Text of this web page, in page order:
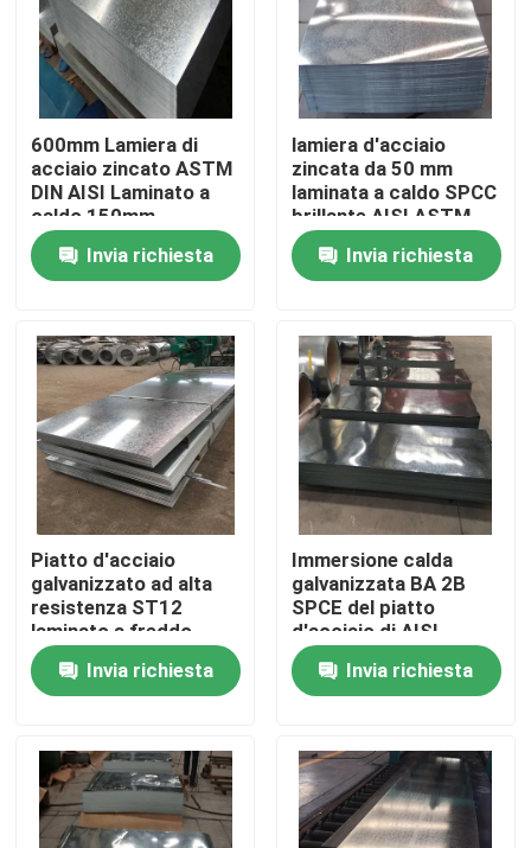
Casa
Prodotti
Giro della fabbrica
Controllo di qualità
Contattici
Richieda una citazione
Bobina di acciaio inossidabile di Tisco
di piastra metallica di acciaio inossidabile
Strato del piatto di acciaio al carbonio
600mm Lamiera di
acciaio zincato ASTM
DIN AISI Laminato a
caldo 150mm
Invia richiesta
lamiera d'acciaio
zincata da 50 mm
laminata a caldo SPCC
brillante AISI ASTM
DIN JIS GB
Invia richiesta
Piatto d'acciaio
galvanizzato ad alta
resistenza ST12
laminato a freddo
ISO9001 2800mm
Invia richiesta
Immersione calda
galvanizzata BA 2B
SPCE del piatto
d'acciaio di AISI
ASTM JIS SUS 800
millimetri 0,2 - 150mm
Invia richiesta